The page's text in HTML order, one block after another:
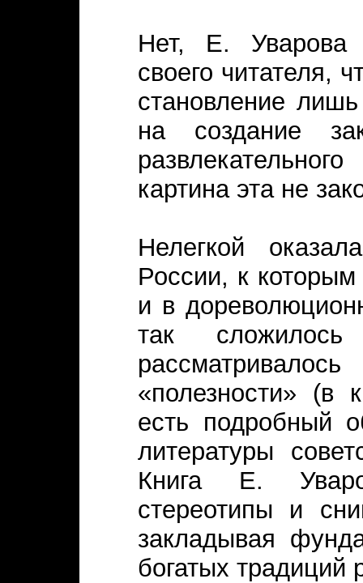
Нет, Е. Уварова
своего читателя,
становление
на создание
картина эта не
Нелегкой
России, к
и в
так
«полезности» (в
есть подробный
литературы
Книга Е.
стереотипы и
закладывая
богатых традиций